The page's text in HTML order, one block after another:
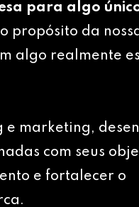
para algo
o propósito da
algo realmente
marketing,
com seus
e fortalecer o